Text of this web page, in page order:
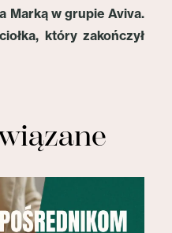
Marką w grupie Aviva.
który zakończył